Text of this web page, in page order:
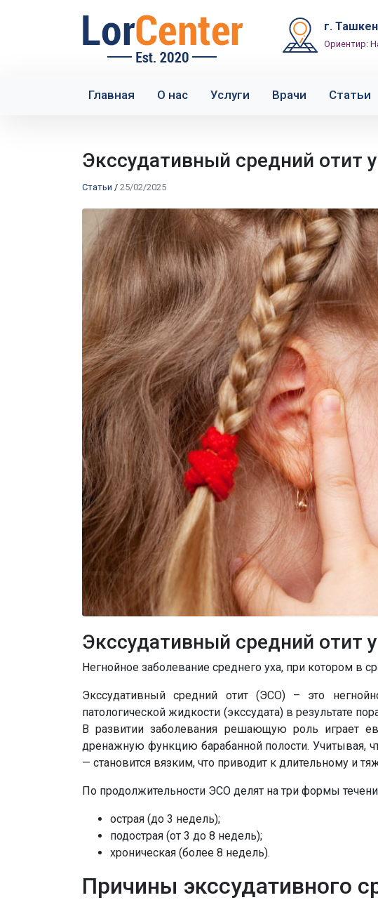
г.
Ориентир:
Главная О нас Услуги Врачи Статьи
Экссудативный средний отит
Статьи / 25/02/2025
Экссудативный средний отит
Негнойное заболевание среднего уха, при котором в
Экссудативный средний отит (ЭСО) – это
патологической жидкости (экссудата) в результате
В развитии заболевания решающую роль играет
дренажную функцию барабанной полости. Учитывая,
— становится вязким, что приводит к длительному и
По продолжительности ЭСО делят на три формы
острая (до 3 недель);
подострая (от 3 до 8 недель);
хроническая (более 8 недель).
Причины экссудативного